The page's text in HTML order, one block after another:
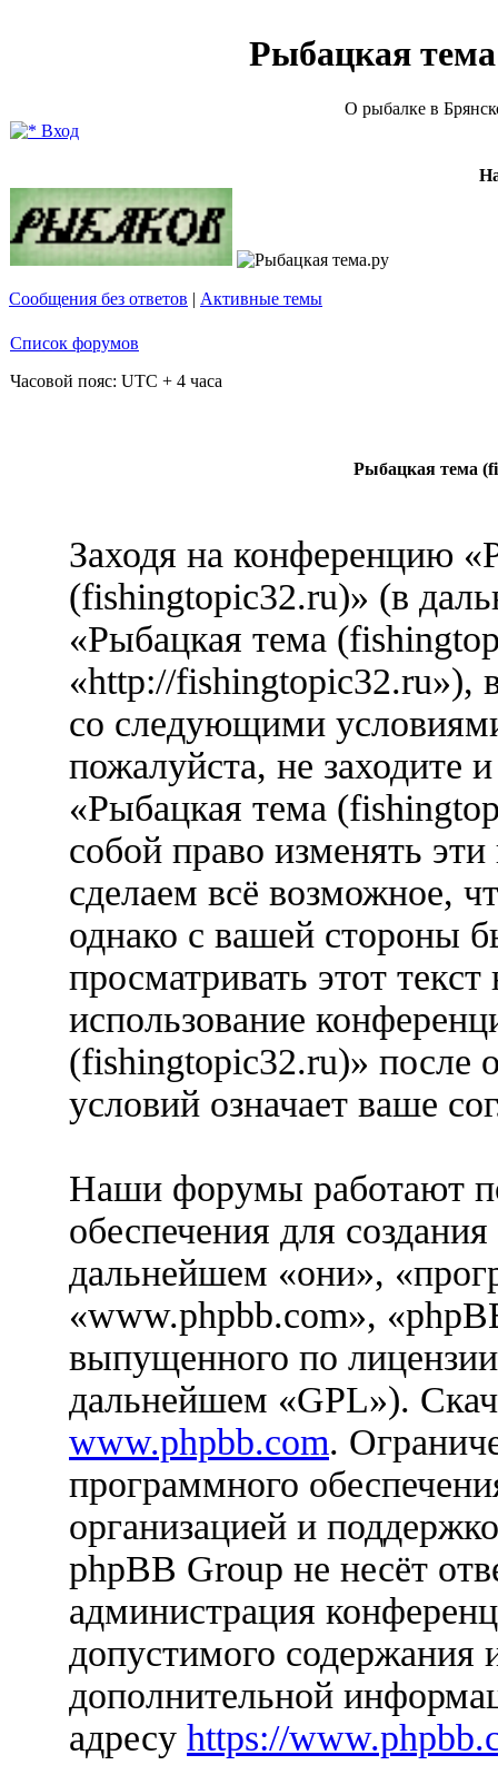
Рыбацкая
О рыбалке в
Вход
Сообщения без ответов | Активные темы
Список форумов
Часовой пояс: UTC + 4 часа
Рыбацкая тема
Заходя на конференцию
(fishingtopic32.ru)» (в
«Рыбацкая тема
«http://fishingtopic32.ru»),
со следующими
пожалуйста, не заходите
«Рыбацкая тема
собой право изменять
сделаем всё возможное,
однако с вашей стороны
просматривать этот
использование
(fishingtopic32.ru)» после
условий означает ваше
Наши форумы работают
обеспечения для
дальнейшем «они»,
«www.phpbb.com»,
выпущенного по
дальнейшем «GPL»).
www.phpbb.com.
программного
организацией и
phpBB Group не несёт
администрация
допустимого содержания
дополнительной
адресу https://